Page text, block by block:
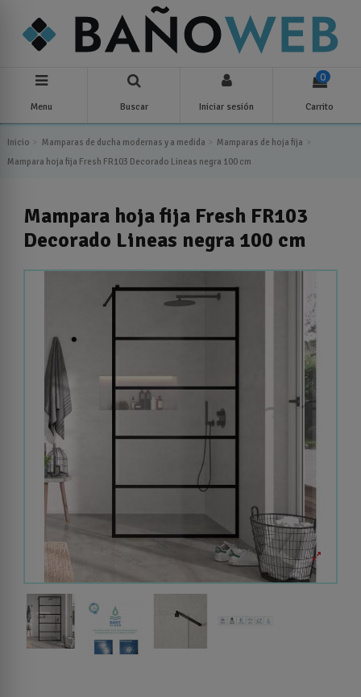
Menu Buscar Iniciar sesión
0
Carrito
Inicio Mamparas de ducha modernas y a medida
Mamparas de hoja fija
Mampara hoja fija Fresh FR103 Decorado Lineas negra 100 cm
Mampara hoja fija Fresh FR103
Decorado Lineas negra 100 cm